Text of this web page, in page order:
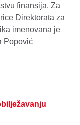
finansija. Za
Direktorata za
imenovana je
Popović